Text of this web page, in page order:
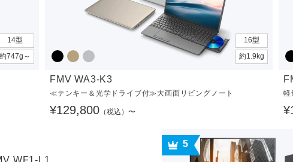
14型
約747g～
16型
約1.9kg
FMV WA3-K3
≪テンキー＆光学ドライブ付≫大画面リビングノート
¥129,800 （税込）〜
軽
5